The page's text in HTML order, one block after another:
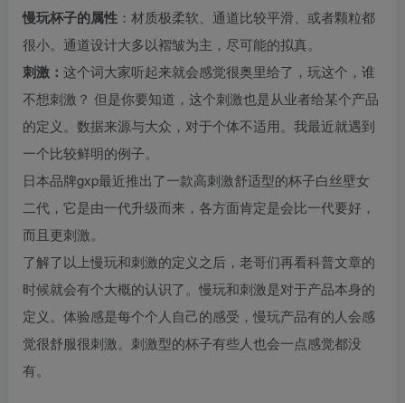
慢玩杯子的属性 ：材质极柔软、通道比较平滑、或者颗粒都
很小。通道设计大多以褶皱为主，尽可能的拟真。
刺激： 这个词大家听起来就会感觉很奥里给了，玩这个，谁
不想刺激？ 但是你要知道，这个刺激也是从业者给某个产品
的定义。数据来源与大众，对于个体不适用。我最近就遇到
一个比较鲜明的例子。
日本品牌gxp最近推出了一款高刺激舒适型的杯子白丝壁女
二代，它是由一代升级而来，各方面肯定是会比一代要好，
而且更刺激。
了解了以上慢玩和刺激的定义之后，老哥们再看科普文章的
时候就会有个大概的认识了。慢玩和刺激是对于产品本身的
定义。体验感是每个个人自己的感受，慢玩产品有的人会感
觉很舒服很刺激。刺激型的杯子有些人也会一点感觉都没
有。